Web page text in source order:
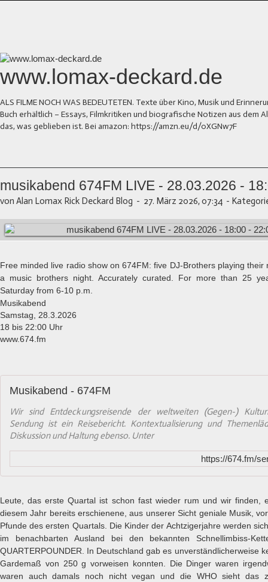
www.lomax-deckard.de
ALS FILME NOCH WAS BEDEUTETEN. Texte über Kino, Musik und
Buch erhältlich – Essays, Filmkritiken und biografische Notizen aus dem
das, was geblieben ist. Bei amazon: https://amzn.eu/d/0XGNw7F
musikabend 674FM LIVE - 28.03.2026 -
von Alan Lomax Rick Deckard Blog - 27. März 2026, 07:34 -
Free minded live radio show on 674FM: five DJ-Brothers playing their
a music brothers night. Accurately curated. For more than 25
Saturday from 6-10 p.m.
Musikabend
Samstag, 28.3.2026
18 bis 22:00 Uhr
www.674.fm
Musikabend - 674FM
Wir sind Entdeckungsreisende der weltweiten (Gegen-)
Sendung ist ein Reisebericht. Kontextualisierung und
Diskussion und Haltung ebenso. Unter
https://674.fm/
Leute, das erste Quartal ist schon fast wieder rum und wir finden,
diesem Jahr bereits erschienene, aus unserer Sicht geniale Musik,
Pfunde des ersten Quartals. Die Kinder der Achtzigerjahre werden
im benachbarten Ausland bei den bekannten Schnellimbiss-
QUARTERPOUNDER. In Deutschland gab es unverständlicherweise
Gardemaß von 250 g vorweisen konnten. Die Dinger waren
waren auch damals noch nicht vegan und die WHO sieht das